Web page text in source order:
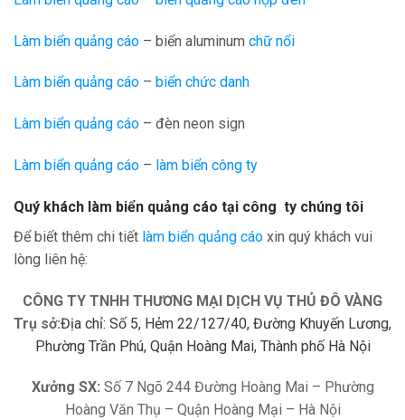
Làm biển quảng cáo – biển aluminum chữ nổi
Làm biển quảng cáo – biển chức danh
Làm biển quảng cáo – đèn neon sign
Làm biển quảng cáo – làm biển công ty
Quý khách làm biển quảng cáo tại công ty chúng tôi
Để biết thêm chi tiết làm biển quảng cáo xin quý khách vui
lòng liên hệ:
CÔNG TY TNHH THƯƠNG MẠI DỊCH VỤ THỦ ĐÔ VÀNG
Trụ sở:Địa chỉ: Số 5, Hẻm 22/127/40, Đường Khuyến Lương,
Phường Trần Phú, Quận Hoàng Mai, Thành phố Hà Nội
Xưởng SX: Số 7 Ngõ 244 Đường Hoàng Mai – Phường
Hoàng Văn Thụ – Quận Hoàng Mại – Hà Nội